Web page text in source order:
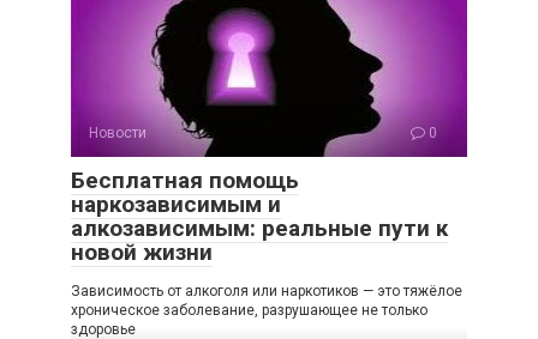
Новости 0
Бесплатная помощь
наркозависимым и
алкозависимым: реальные пути к
новой жизни
Зависимость от алкоголя или наркотиков — это тяжёлое
хроническое заболевание, разрушающее не только
здоровье